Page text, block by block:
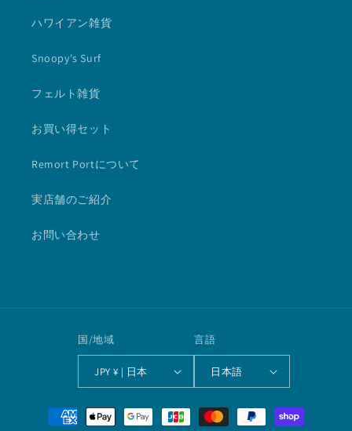
ハワイアン雑貨
Snoopy's Surf
フェルト雑貨
お買い得セット
Remort Portについて
実店舗のご紹介
お問い合わせ
国/地域
JPY ¥ | 日本
言語
日本語